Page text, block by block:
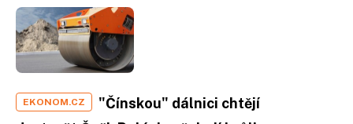
EKONOM.CZ
"Čínskou" dálnici chtějí